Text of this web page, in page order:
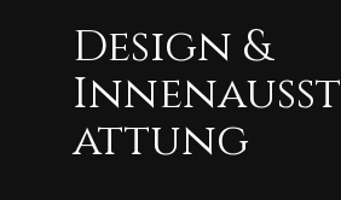
Design &
Innenausst
attung